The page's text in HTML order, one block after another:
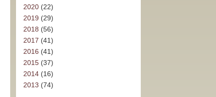
2020(22)
2019 (29)
2018 (56)
2017 (41)
2016 (41)
2015(37)
2014(16)
2013 (74)